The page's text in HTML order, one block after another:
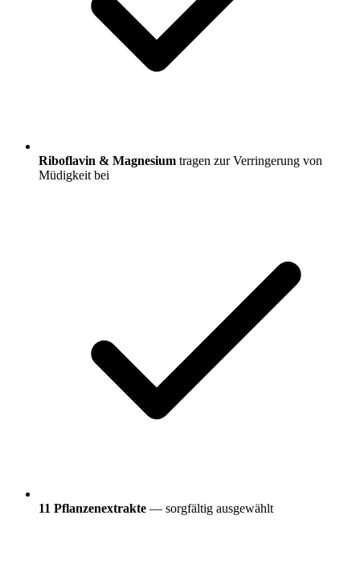
Riboflavin & Magnesium tragen zur Verringerung von
Müdigkeit bei
11 Pflanzenextrakte — sorgfältig ausgewählt